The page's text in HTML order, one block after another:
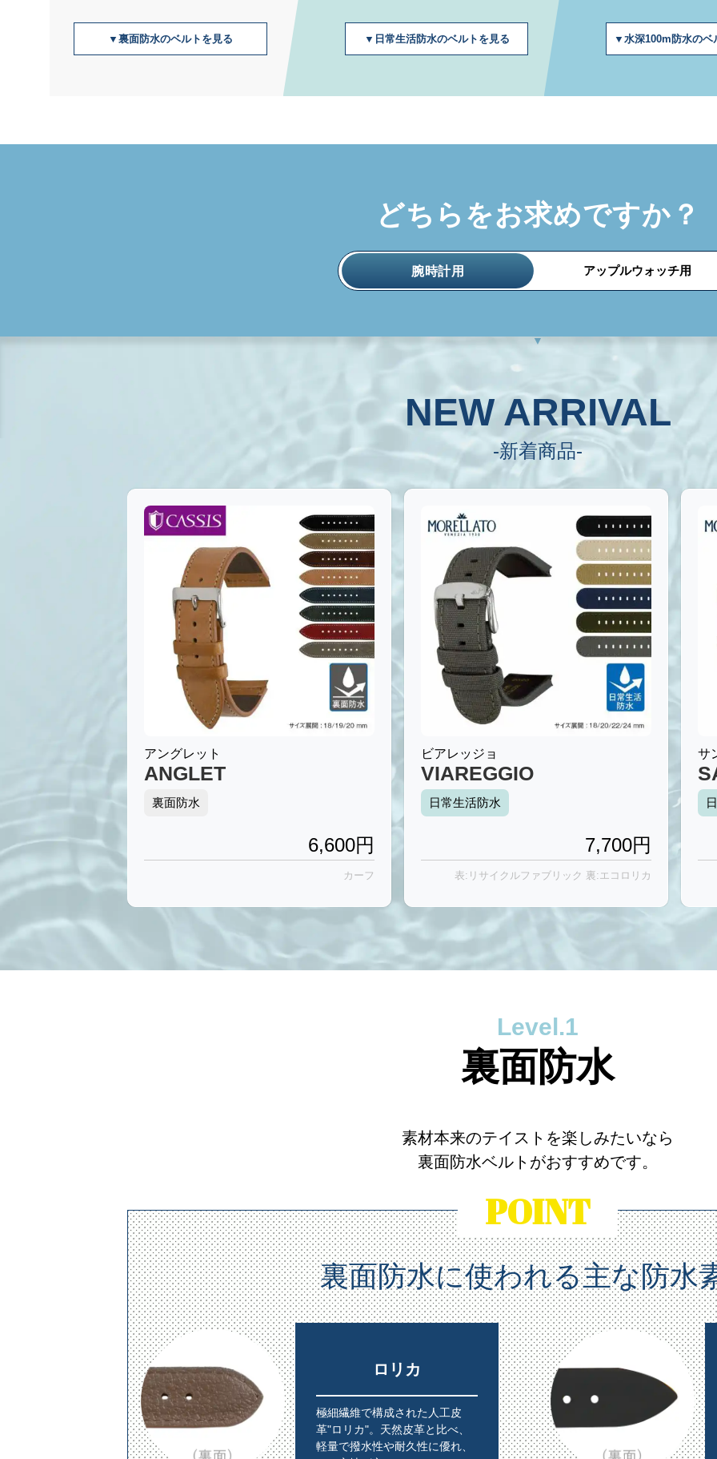
▼裏面防水のベルトを見る ▼日常生活防水のベルトを見る ▼水深100m防水のベ
どちらをお求めですか？
腕時計用 アップルウォッチ用
▼
NEW ARRIVAL
-新着商品-
アングレット
ANGLET
裏面防水
6,600円
カーフ
ビアレッジョ
VIAREGGIO
日常生活防水
7,700円
表:リサイクルファブリック 裏:エコロリカ
サ
Level.1
裏面防水
素材本来のテイストを楽しみたいなら
裏面防水ベルトがおすすめです。
POINT
裏面防水に使われる主な防水
ロリカ
極細繊維で構成された人工皮
革"ロリカ"。天然皮革と比べ、
軽量で撥水性や耐久性に優れ、